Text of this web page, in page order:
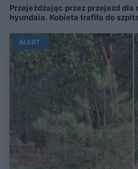
Przejeżdżając przez przejazd dla
hyundaia. Kobieta trafiła do
ALERT